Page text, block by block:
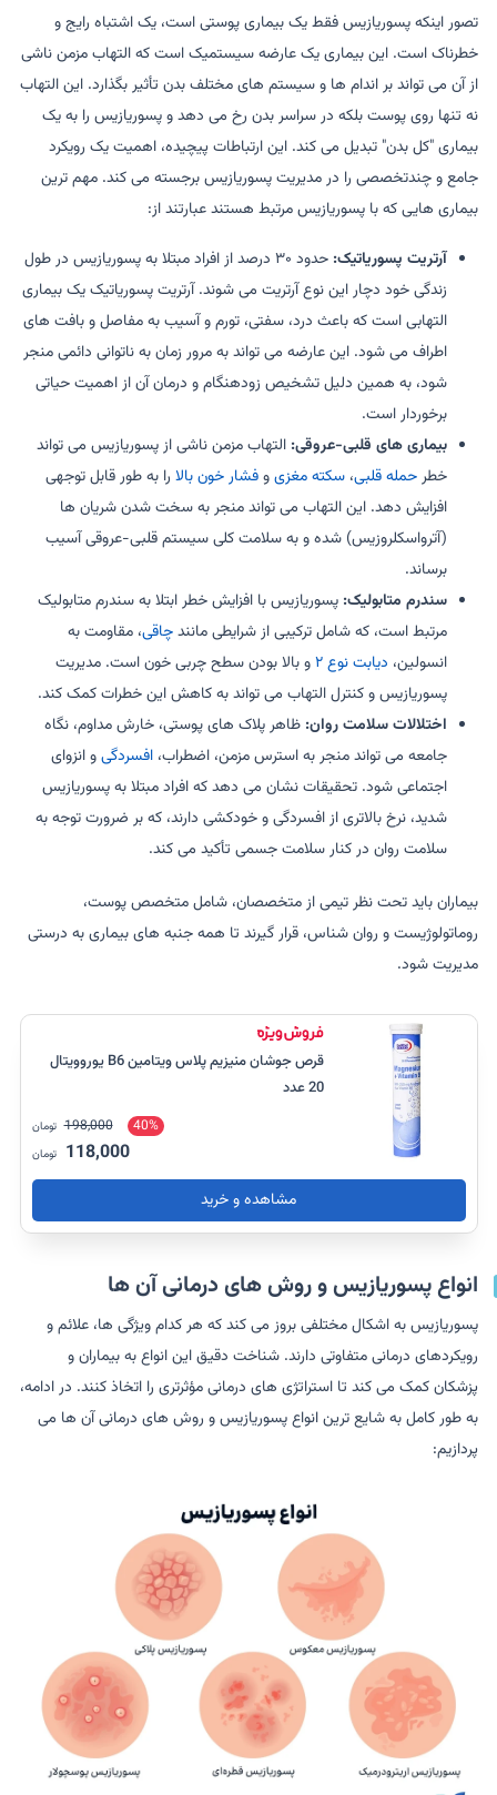
تصور اینکه پسوریازیس فقط یک بیماری پوستی است، یک اشتباه رایج و
خطرناک است. این بیماری یک عارضه سیستمیک است که التهاب مزمن ناشی
از آن می تواند بر اندام ها و سیستم های مختلف بدن تأثیر بگذارد. این التهاب
نه تنها روی پوست بلکه در سراسر بدن رخ می دهد و پسوریازیس را به یک
بیماری "کل بدن" تبدیل می کند. این ارتباطات پیچیده، اهمیت یک رویکرد
جامع و چندتخصصی را در مدیریت پسوریازیس برجسته می کند. مهم ترین
بیماری هایی که با پسوریازیس مرتبط هستند عبارتند از:
آرتریت پسوریاتیک:
حدود ۳۰ درصد از افراد مبتلا به پسوریازیس در طول
زندگی خود دچار این نوع آرتریت می شوند. آرتریت پسوریاتیک یک بیماری
التهابی است که باعث درد، سفتی، تورم و آسیب به مفاصل و بافت های
اطراف می شود. این عارضه می تواند به مرور زمان به ناتوانی دائمی منجر
شود، به همین دلیل تشخیص زودهنگام و درمان آن از اهمیت حیاتی
برخوردار است.
بیماری های قلبی-عروقی: التهاب مزمن ناشی از پسوریازیس می تواند
خطرحمله قلبی،سکته مغزیوفشار خون بالا را به طور قابل توجهی
افزایش دهد. این التهاب می تواند منجر به سخت شدن شریان ها
(آترواسکلروزیس) شده و به سلامت کلی سیستم قلبی-عروقی آسیب
برساند.
سندرم متابولیک: پسوریازیس با افزایش خطر ابتلا به سندرم متابولیک
مرتبط است، که شامل ترکیبی از شرایطی مانندچاقی، مقاومت به
انسولین، دیابت نوع ۲ و بالا بودن سطح چربی خون است. مدیریت
پسوریازیس و کنترل التهاب می تواند به کاهش این خطرات کمک کند.
اختلالات سلامت روان: ظاهر پلاک های پوستی، خارش مداوم، نگاه
جامعه می تواند منجر به استرس مزمن، اضطراب،افسردگیو انزوای
اجتماعی شود. تحقیقات نشان می دهد که افراد مبتلا به پسوریازیس
شدید، نرخ بالاتری از افسردگی و خودکشی دارند، که بر ضرورت توجه به
سلامت روان در کنار سلامت جسمی تأکید می کند.
بیماران باید تحت نظر تیمی از متخصصان، شامل متخصص پوست،
روماتولوژیست و روان شناس، قرار گیرند تا همه جنبه های بیماری به درستی
مدیریت شود.
قرص جوشان منیزیم پلاس ویتامین B6 یوروویتال
20 عدد
40%
198,000 تومان
118,000 تومان
مشاهده و خرید
انواع پسوریازیس و روش های درمانی آن ها
پسوریازیس به اشکال مختلفی بروز می کند که هر کدام ویژگی ها، علائم و
رویکردهای درمانی متفاوتی دارند. شناخت دقیق این انواع به بیماران و
پزشکان کمک می کند تا استراتژی های درمانی مؤثرتری را اتخاذ کنند. در ادامه،
به طور کامل به شایع ترین انواع پسوریازیس و روش های درمانی آن ها می
پردازیم: